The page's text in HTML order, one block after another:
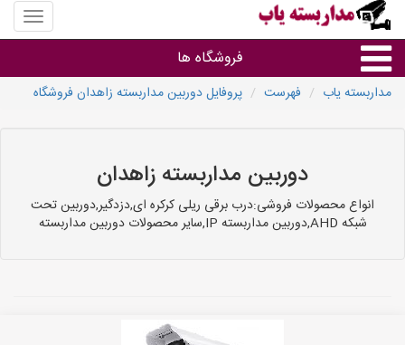
منوی
سایت
یاب
فروشگاه ها
براساس برند
فروشندگان دوربین مداربسته
مداربسته یاب فهرست پروفایل دوربین مداربسته زاهدان فروشگاه
دوربین مداربسته زاهدان
انواع محصولات فروشی:درب برقی ریلی کرکره ای,دزدگیر,دوربین تحت
شبکه AHD,دوربین مداربسته IP,سایر محصولات دوربین مداربسته